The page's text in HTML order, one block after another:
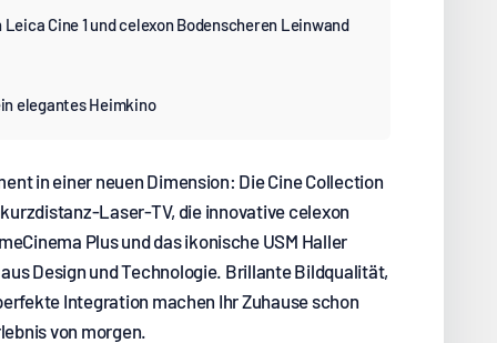
Cine 1 und celexon Bodenscheren Leinwand
elegantes Heimkino
in einer neuen Dimension: Die Cine Collection
Laser-TV, die innovative celexon
Plus und das ikonische USM Haller
Design und Technologie. Brillante Bildqualität,
Integration machen Ihr Zuhause schon
von morgen.